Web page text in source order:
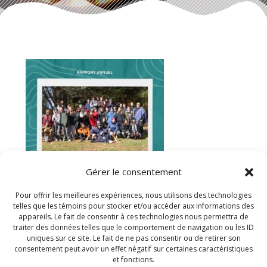
Gérer le consentement
Pour offrir les meilleures expériences, nous utilisons des technologies
telles que les témoins pour stocker et/ou accéder aux informations des
appareils. Le fait de consentir à ces technologies nous permettra de
traiter des données telles que le comportement de navigation ou les ID
uniques sur ce site. Le fait de ne pas consentir ou de retirer son
consentement peut avoir un effet négatif sur certaines caractéristiques
et fonctions.